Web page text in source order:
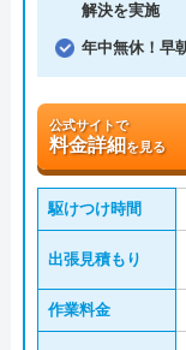
解決を実施
年中無休！早
公式サイトで
料金詳細を見る
駆けつけ時間
出張見積もり
作業料金